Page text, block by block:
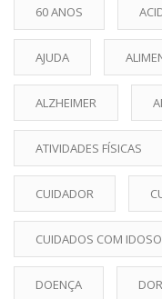
60 ANOS
AJUDA
ALZHEIMER
ATIVIDADES FÍSICAS
CUIDADOR
CUIDADOS COM
DOENÇA DOR